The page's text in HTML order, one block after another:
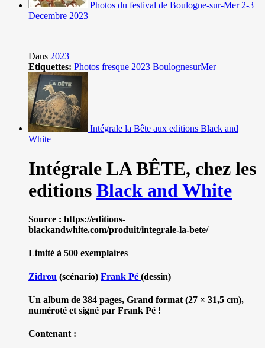
Photos du festival de Boulogne-sur-Mer 2-3
Decembre 2023
Dans 2023
Etiquettes: Photos fresque 2023 BoulognesurMer
Intégrale la Bête aux editions Black and
White
Intégrale LA BÊTE, chez les
editions Black and White
Source : https://editions-
blackandwhite.com/produit/integrale-la-bete/
Limité à 500 exemplaires
Zidrou (scénario) Frank Pé (dessin)
Un album de 384 pages, Grand format (27 × 31,5 cm),
numéroté et signé par Frank Pé !
Contenant :